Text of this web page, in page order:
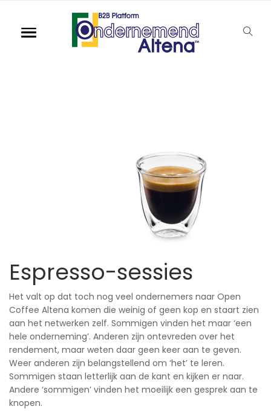
Espresso-sessies
Het valt op dat toch nog veel ondernemers naar Open
Coffee Altena komen die weinig of geen kop en staart zien
aan het netwerken zelf. Sommigen vinden het maar ‘een
hele onderneming’. Anderen zijn ontevreden over het
rendement, maar weten daar geen keer aan te geven.
Weer anderen zijn belangstellend om ‘het’ te leren.
Sommigen staan letterlijk aan de kant en kijken er naar.
Andere ‘sommigen’ vinden het moeilijk een gesprek aan te
knopen.